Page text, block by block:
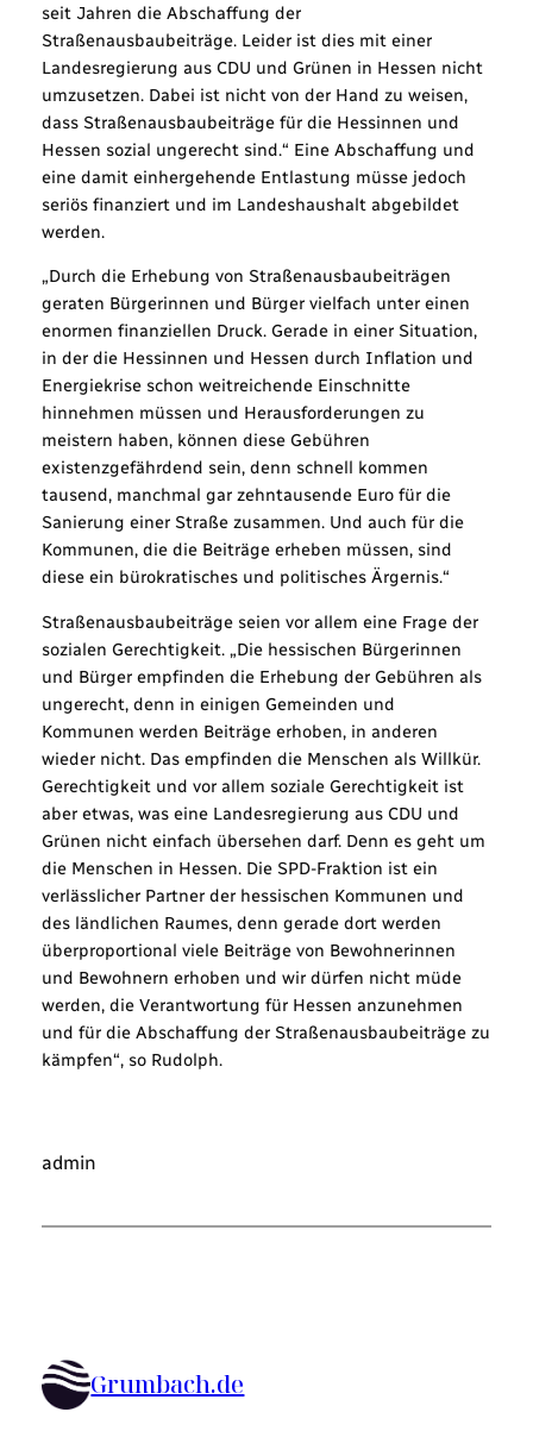
seit Jahren die Abschaffung der
Straßenausbaubeiträge. Leider ist dies mit einer
Landesregierung aus CDU und Grünen in Hessen nicht
umzusetzen. Dabei ist nicht von der Hand zu weisen,
dass Straßenausbaubeiträge für die Hessinnen und
Hessen sozial ungerecht sind.“ Eine Abschaffung und
eine damit einhergehende Entlastung müsse jedoch
seriös finanziert und im Landeshaushalt abgebildet
werden.
„Durch die Erhebung von Straßenausbaubeiträgen
geraten Bürgerinnen und Bürger vielfach unter einen
enormen finanziellen Druck. Gerade in einer Situation,
in der die Hessinnen und Hessen durch Inflation und
Energiekrise schon weitreichende Einschnitte
hinnehmen müssen und Herausforderungen zu
meistern haben, können diese Gebühren
existenzgefährdend sein, denn schnell kommen
tausend, manchmal gar zehntausende Euro für die
Sanierung einer Straße zusammen. Und auch für die
Kommunen, die die Beiträge erheben müssen, sind
diese ein bürokratisches und politisches Ärgernis.“
Straßenausbaubeiträge seien vor allem eine Frage der
sozialen Gerechtigkeit. „Die hessischen Bürgerinnen
und Bürger empfinden die Erhebung der Gebühren als
ungerecht, denn in einigen Gemeinden und
Kommunen werden Beiträge erhoben, in anderen
wieder nicht. Das empfinden die Menschen als Willkür.
Gerechtigkeit und vor allem soziale Gerechtigkeit ist
aber etwas, was eine Landesregierung aus CDU und
Grünen nicht einfach übersehen darf. Denn es geht um
die Menschen in Hessen. Die SPD-Fraktion ist ein
verlässlicher Partner der hessischen Kommunen und
des ländlichen Raumes, denn gerade dort werden
überproportional viele Beiträge von Bewohnerinnen
und Bewohnern erhoben und wir dürfen nicht müde
werden, die Verantwortung für Hessen anzunehmen
und für die Abschaffung der Straßenausbaubeiträge zu
kämpfen“, so Rudolph.
admin
Grumbach.de